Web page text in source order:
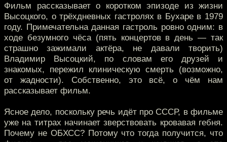
Фильм рассказывает о коротком эпизоде из жизни
Высоцкого, о трёхдневных гастролях в Бухаре в 1979
году. Примечательна данная гастроль ровно одним: в
ходе безумного чёса (пять концертов в день — так
страшно зажимали актёра, не давали творить)
Владимир Высоцкий, по словам его друзей и
знакомых, пережил клиническую смерть (возможно,
от жадности). Собственно, это всё, о чём нам
рассказывает фильм.
Ясное дело, поскольку речь идёт про СССР, в фильме
уже на титрах начинает зверствовать кровавая гебня.
Почему не ОБХСС? Потому что тогда получится, что